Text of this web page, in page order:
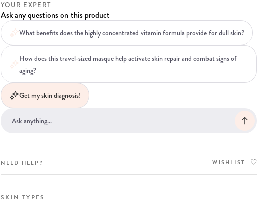
YOUR EXPERT
Ask any questions on this product
What benefits does the highly concentrated vitamin formula provide for dull skin?
How does this travel-sized masque help activate skin repair and combat signs of
aging?
Get my skin diagnosis!
NEED HELP? WISHLIST
SKIN TYPES